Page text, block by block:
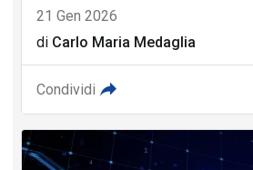
21 Gen 2026
di Carlo Maria Medaglia
Condividi